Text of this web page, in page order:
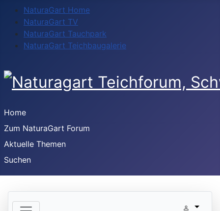
NaturaGart Home
NaturaGart TV
NaturaGart Tauchpark
NaturaGart Teichbaugalerie
Home
Zum NaturaGart Forum
Aktuelle Themen
Suchen